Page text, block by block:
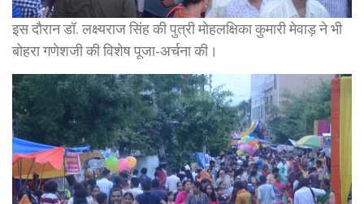
इस दौरान डॉ. लक्ष्यराज सिंह की पुत्री मोहलक्षिका कुमारी मेवाड़ ने भी
बोहरा गणेशजी की विशेष पूजा-अर्चना की।